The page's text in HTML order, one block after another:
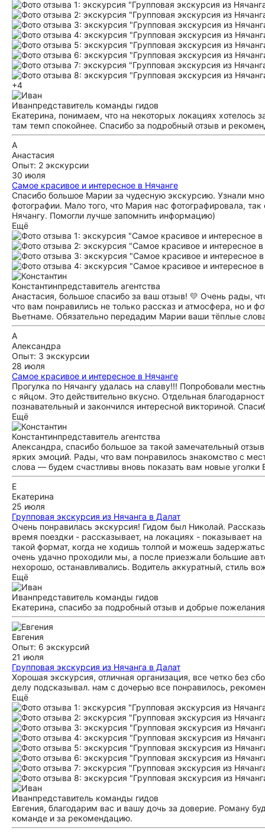
+4
Иванпредставитель команды гидов
Екатерина, понимаем, что на некоторых локациях
там темп спокойнее. Спасибо за подробный отзыв и
А
Анастасия
Опыт: 2 экскурсии
30 июля
Самое красивое и интересное в Нячанге
Спасибо большое Марии за чудесную экскурсию. Узнали
фотографии. Мало того, что Мария нас фотографировала,
Нячангу. Помогли лучше запомнить информацию)
Ещё
Константинпредставитель агентства
Анастасия, большое спасибо за ваш отзыв! 💛 Очень рады,
что вам понравились не только рассказ и атмосфера, но и
Вьетнаме. Обязательно передадим Марии ваши тёплые
А
Александра
Опыт: 3 экскурсии
28 июля
Самое красивое и интересное в Нячанге
Прогулка по Нячангу удалась на славу!!! Попробовали
с яйцом. Это действительно вкусно. Отдельная
познавательный и закончился интересной викториной.
Ещё
Константинпредставитель агентства
Александра, спасибо большое за такой замечательный
ярких эмоций. Рады, что вам понравилось знакомство с
слова — будем счастливы вновь показать вам новые уголки
Е
Екатерина
25 июля
Групповая экскурсия из Нячанга в Далат
Очень понравилась экскурсия! Гидом был Николай.
время поездки - рассказывает, на локациях - показывает
такой формат, когда не ходишь толпой и можешь
очень удачно проходили мы, а после приезжали большие
нехорошо, останавливались. Водитель аккуратный, стиль
Ещё
Иванпредставитель команды гидов
Екатерина, спасибо за подробный отзыв и добрые
Евгения
Опыт: 6 экскурсий
21 июля
Групповая экскурсия из Нячанга в Далат
Хорошая экскурсия, отличная организация, все четко без
делу подсказывал. нам с дочерью все понравилось,
Ещё
Иванпредставитель команды гидов
Евгения, благодарим вас и вашу дочь за доверие. Роману
команде и за рекомендацию.